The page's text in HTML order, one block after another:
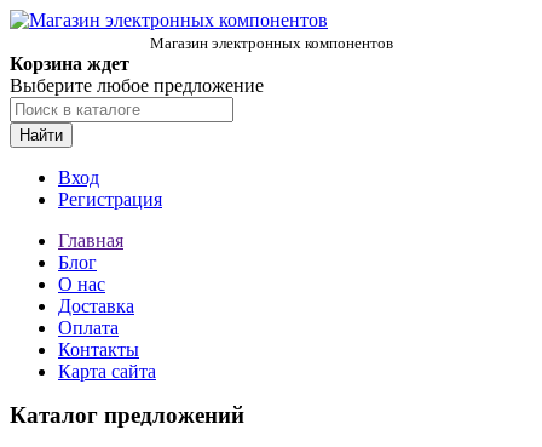
Магазин электронных компонентов
Корзина ждет
Выберите любое предложение
Найти
Вход
Регистрация
Главная
Блог
О нас
Доставка
Оплата
Контакты
Карта сайта
Каталог предложений